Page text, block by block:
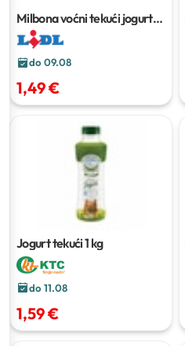
Milbona voćni tekući jogurt
XXL1 kg
do 09.08
1,49 €
Jogurt tekući1 kg
do 11.08
1,59 €